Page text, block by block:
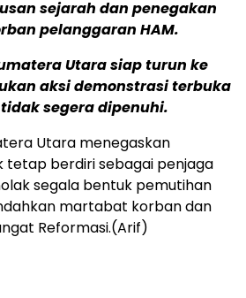
sejarah dan penegakan
pelanggaran HAM.
Utara siap turun ke
aksi demonstrasi terbuka
segera dipenuhi.
Utara menegaskan
tetap berdiri sebagai penjaga
segala bentuk pemutihan
martabat korban dan
Reformasi.(Arif)